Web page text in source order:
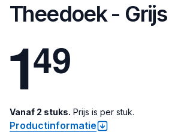
Theedoek - Grijs
149
Vanaf 2 stuks. Prijs is per stuk.
Productinformatie